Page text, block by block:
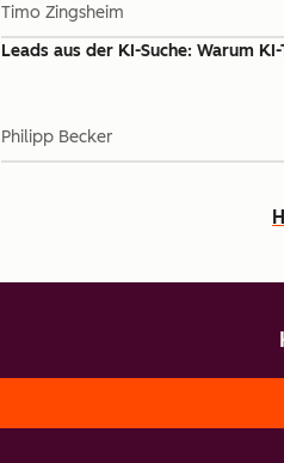
Timo Zingsheim
Leads aus der KI-Suche: Warum
Philipp Becker